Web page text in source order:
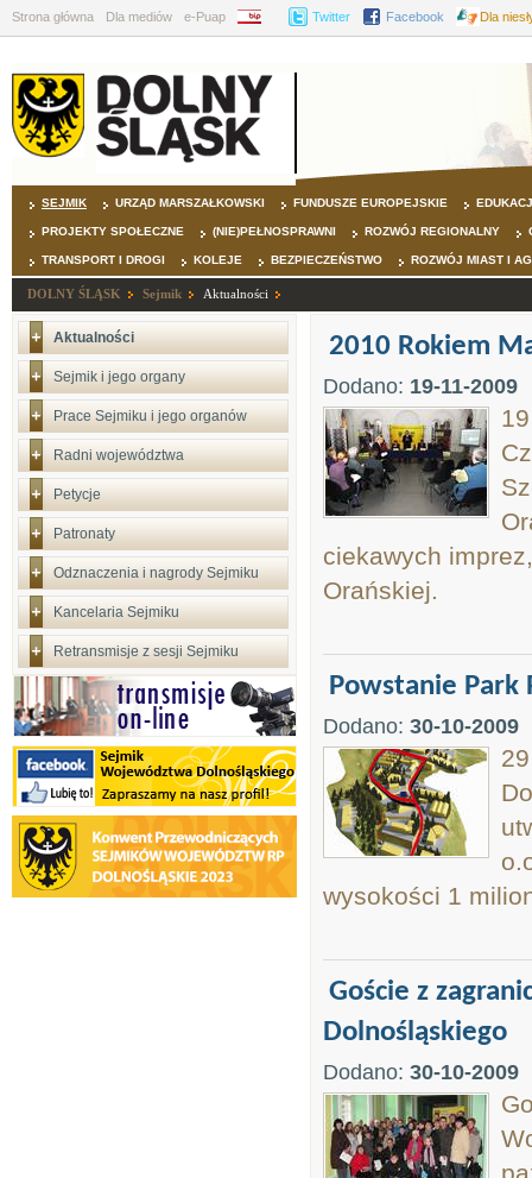
Strona główna Dla mediów e-Puap BIP Twitter Facebook Dla
SEJMIK URZĄD MARSZAŁKOWSKI FUNDUSZE EUROPEJSKIE
PROJEKTY SPOŁECZNE (NIE)PEŁNOSPRAWNI ROZWÓJ REGIONALNY
TRANSPORT I DROGI KOLEJE BEZPIECZEŃSTWO ROZWÓJ MIAST I
DOLNY ŚLĄSK Sejmik Aktualności
Aktualności
Sejmik i jego organy
Prace Sejmiku i jego organów
Radni województwa
Petycje
Patronaty
Odznaczenia i nagrody Sejmiku
Kancelaria Sejmiku
Retransmisje z sesji Sejmiku
2010 Rokiem
Dodano: 19-11-2009
ciekawych
Orańskiej.
Powstanie Park
Dodano: 30-10-2009
wysokości 1
Goście z
Dolnośląskiego
Dodano: 30-10-2009